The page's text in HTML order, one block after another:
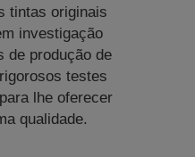
tintas originais
investigação
de produção de
testes
lhe oferecer
qualidade.